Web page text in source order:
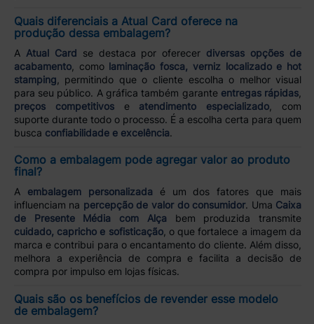
Quais diferenciais a Atual Card oferece na
produção dessa embalagem?
A Atual Card se destaca por oferecer diversas opções de
acabamento, como laminação fosca, verniz localizado e hot
stamping , permitindo que o cliente escolha o melhor visual
para seu público. A gráfica também garante entregas rápidas
preços competitivose atendimento especializado , com
suporte durante todo o processo. É a escolha certa para quem
busca confiabilidade e excelência.
Como a embalagem pode agregar valor ao produto
final?
A embalagem personalizadaé um dos fatores que mais
influenciam na percepção de valor do consumidor. Uma Caixa
de Presente Média com Alçabem produzida transmite
cuidado, capricho e sofisticação, o que fortalece a imagem da
marca e contribui para o encantamento do cliente. Além disso,
melhora a experiência de compra e facilita a decisão de
compra por impulso em lojas físicas.
Quais são os benefícios de revender esse modelo
de embalagem?